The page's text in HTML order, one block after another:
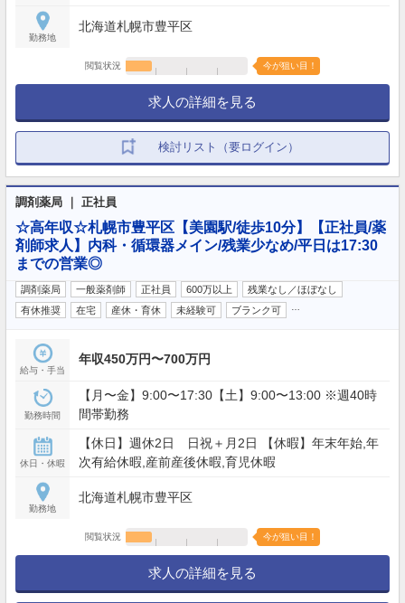
勤務地
北海道札幌市豊平区
閲覧状況 今が狙い目！
求人の詳細を見る
検討リスト（要ログイン）
調剤薬局 ｜ 正社員
☆高年収☆札幌市豊平区【美園駅/徒歩10分】【正社員/薬
剤師求人】内科・循環器メイン/残業少なめ/平日は17:30
までの営業◎
調剤薬局 一般薬剤師 正社員 600万以上
残業なし／ほぼなし
有休推奨
在宅 産休・育休 未経験可 ブランク可
給与・手当
年収450万円〜700万円
勤務時間
【月〜金】9:00〜17:30【土】9:00〜13:00 ※週40時
間帯勤務
休日・休暇
【休日】週休2日 日祝＋月2日 【休暇】年末年始,年
次有給休暇,産前産後休暇,育児休暇
勤務地
北海道札幌市豊平区
閲覧状況 今が狙い目！
求人の詳細を見る